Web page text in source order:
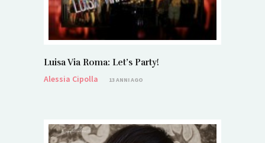
Luisa Via Roma: Let’s Party!
Alessia Cipolla
13 ANNI AGO